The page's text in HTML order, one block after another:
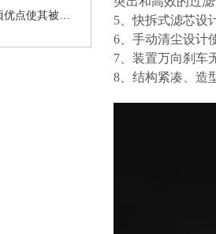
5、快拆式滤芯设
6、手动清尘设计
7、装置万向刹车
8、结构紧凑、造